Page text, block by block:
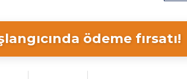
ödeme fırsatı!